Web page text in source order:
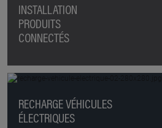
INSTALLATION
PRODUITS
CONNECTÉS
RECHARGE VÉHICULES
ÉLECTRIQUES